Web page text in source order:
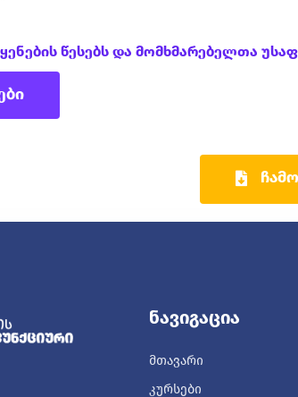
Წესებს Და Მომხმარებელთა
Ნავიგაცია
ᲛᲗᲐᲕᲐᲠᲘ
ᲙᲣᲠᲡᲔᲑᲘ